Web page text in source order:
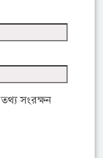
সংরক্ষন